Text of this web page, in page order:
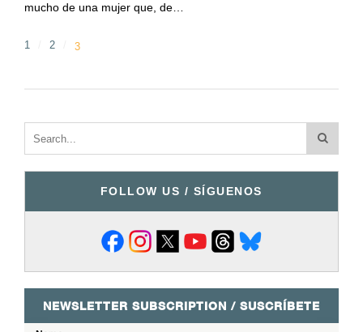
mucho de una mujer que, de…
1 2 3
FOLLOW US / SÍGUENOS
NEWSLETTER SUBSCRIPTION / SUSCRÍBETE